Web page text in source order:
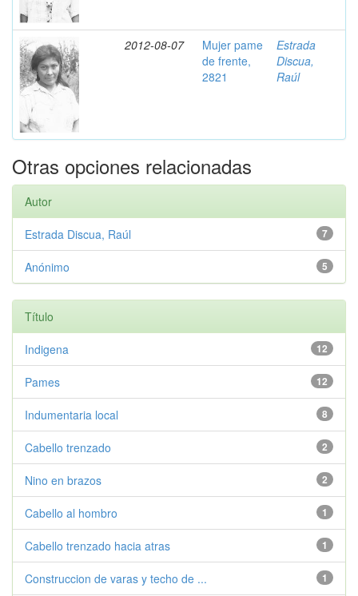
2012-08-07
Mujer pame
de frente,
2821
Estrada
Discua,
Raúl
Otras opciones relacionadas
Autor
7
Estrada Discua, Raúl
5
Anónimo
Título
12
Indigena
12
Pames
8
Indumentaria local
2
Cabello trenzado
2
Nino en brazos
1
Cabello al hombro
1
Cabello trenzado hacia atras
1
Construccion de varas y techo de ...